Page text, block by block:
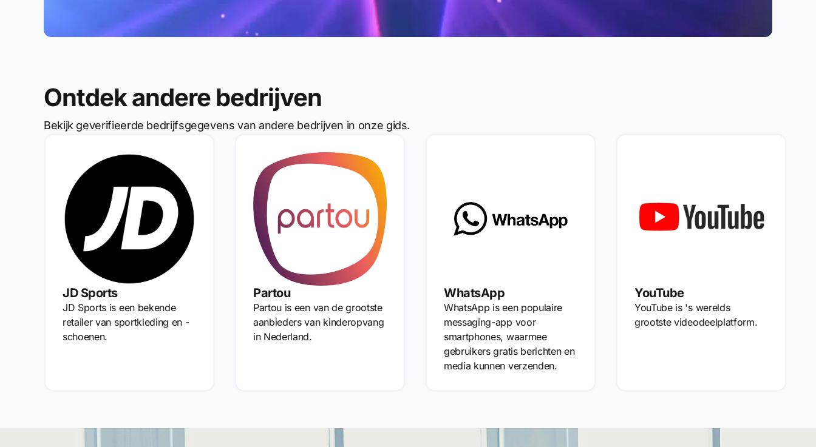
Ontdek andere bedrijven
Bekijk geverifieerde bedrijfsgegevens van andere bedrijven in onze gids.
JD Sports
JD Sports is een bekende
retailer van sportkleding en -
schoenen.
Partou
Partou is een van de grootste
aanbieders van kinderopvang
in Nederland.
WhatsApp
WhatsApp is een populaire
messaging-app voor
smartphones, waarmee
gebruikers gratis berichten en
media kunnen verzenden.
YouTube
YouTube is 's werelds
grootste videodeelplatform.